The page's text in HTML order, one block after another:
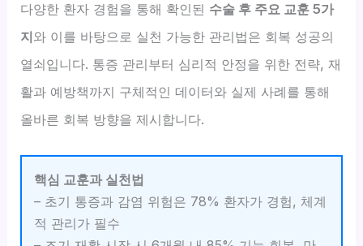
다양한 환자 경험을 통해 확인된 수술 후 주요 교훈 5가
지와 이를 바탕으로 실천 가능한 관리법은 회복 성공의
열쇠입니다. 통증 관리부터 심리적 안정을 위한 전략, 재
활과 예방책까지 구체적인 데이터와 실제 사례를 통해
올바른 회복 방향을 제시합니다.
핵심 교훈과 실천법
– 초기 통증과 감염 위험은 78% 환자가 경험, 체계
적 관리가 필수